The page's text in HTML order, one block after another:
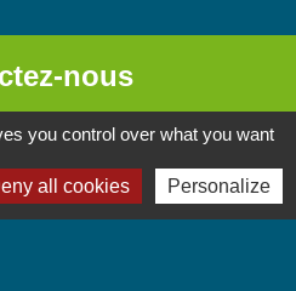
nous
de Chignin
- Le Chef Lieu
- FRANCE
28 10 12
you control over what you want
all cookies Personalize